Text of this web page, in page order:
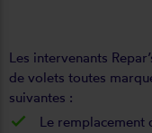
Les intervenants
de volets toutes
suivantes :
Le remplacement